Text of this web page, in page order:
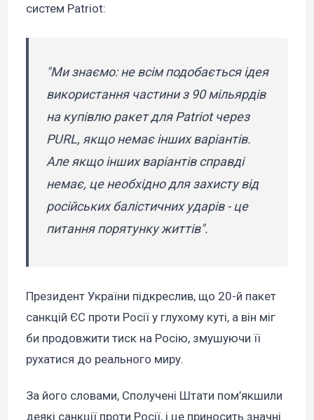
систем Patriot:
"Ми знаємо: не всім подобається ідея
використання частини з 90 мільярдів
на купівлю ракет для Patriot через
PURL, якщо немає інших варіантів.
Але якщо інших варіантів справді
немає, це необхідно для захисту від
російських балістичних ударів - це
питання порятунку життів".
Президент України підкреслив, що 20-й пакет
санкцій ЄС проти Росії у глухому куті, а він міг
би продовжити тиск на Росію, змушуючи її
рухатися до реального миру.
За його словами, Сполучені Штати пом’якшили
деякі санкції проти Росії, і це приносить значні